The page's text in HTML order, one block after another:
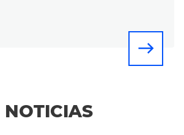
east
NOTICIAS